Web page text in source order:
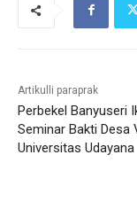
Artikulli paraprak
Perbekel Banyuseri
Seminar Bakti Desa
Universitas Udayana